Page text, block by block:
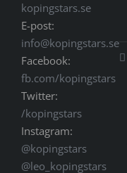
kopingstars.se
E-post:
info@kopingstars.se
Facebook:
fb.com/kopingstars
Twitter:
/kopingstars
Instagram:
@kopingstars
@leo_kopingstars